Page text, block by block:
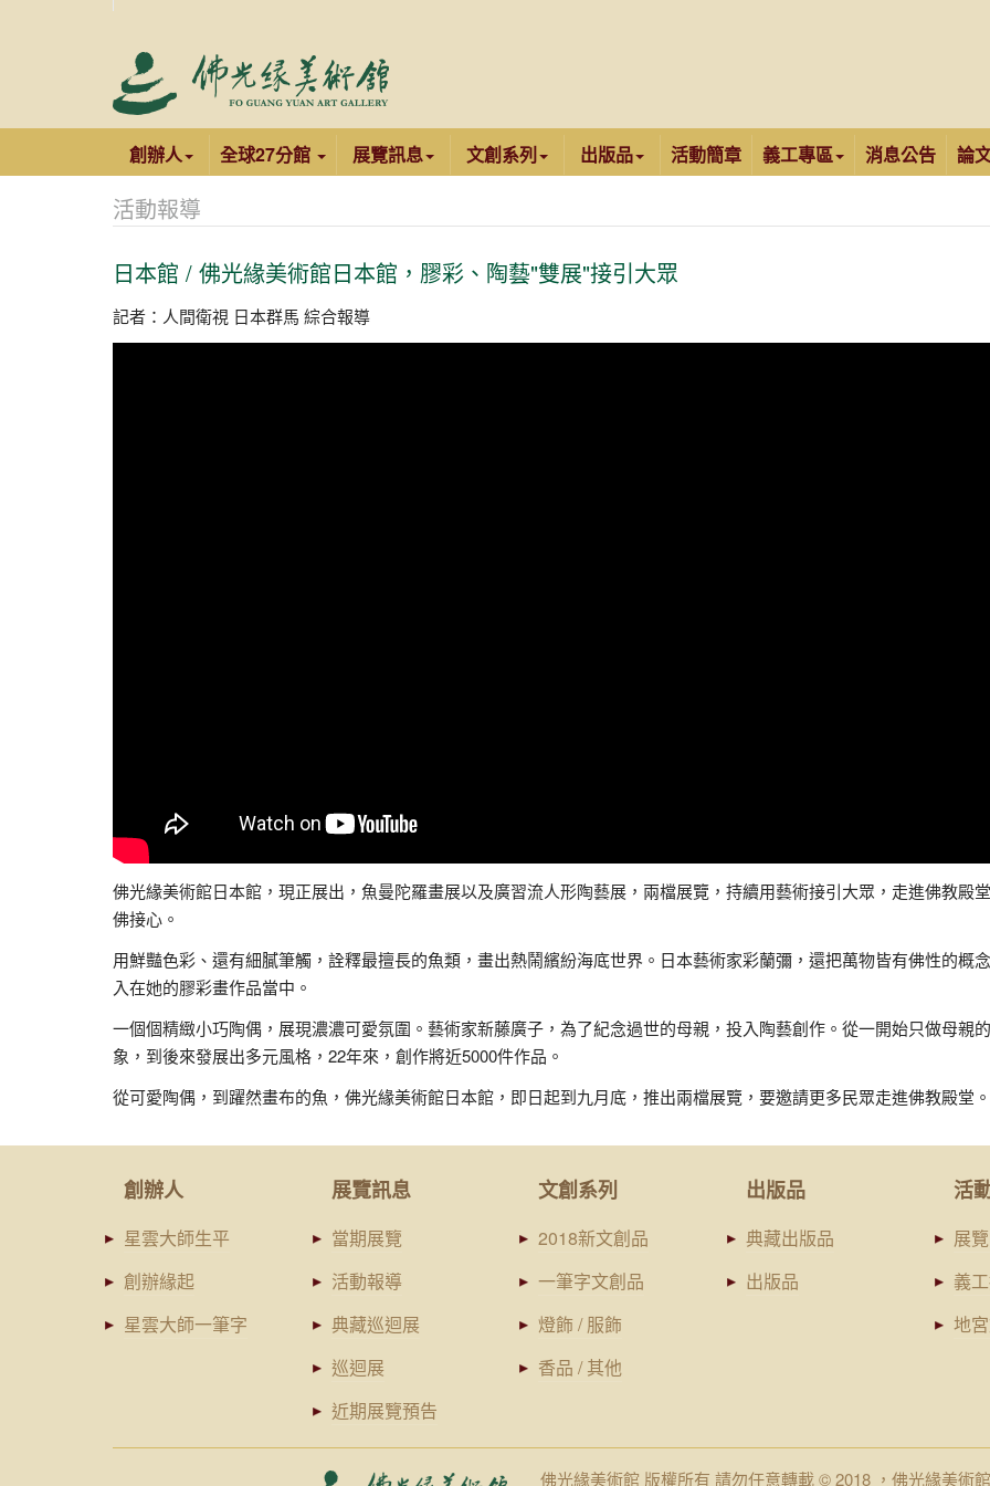
創辦人 全球27分館 展覽訊息 文創系列 出版品 活動簡章 義工專區 消息公告 論
活動報導
日本館 / 佛光緣美術館日本館，膠彩、陶藝"雙展"接引大眾
記者：人間衛視 日本群馬 綜合報導
佛光緣美術館日本館，現正展出，魚曼陀羅畫展以及廣習流人形陶藝展，兩檔展覽，持續用藝術接引大眾，走進佛教殿
佛接心。
用鮮豔色彩、還有細膩筆觸，詮釋最擅長的魚類，畫出熱鬧繽紛海底世界。日本藝術家彩蘭彌，還把萬物皆有佛性的概
入在她的膠彩畫作品當中。
一個個精緻小巧陶偶，展現濃濃可愛氛圍。藝術家新藤廣子，為了紀念過世的母親，投入陶藝創作。從一開始只做母親
象，到後來發展出多元風格，22年來，創作將近5000件作品。
從可愛陶偶，到躍然畫布的魚，佛光緣美術館日本館，即日起到九月底，推出兩檔展覽，要邀請更多民眾走進佛教殿堂。
創辦人
星雲大師生平
創辦緣起
星雲大師一筆字
展覽訊息
當期展覽
活動報導
典藏巡迴展
巡迴展
近期展覽預告
文創系列
2018新文創品
一筆字文創品
燈飾 / 服飾
香品 / 其他
出版品
典藏出版品
出版品
活
展
義
地
佛光緣美術館 版權所有 請勿任意轉載 © 2018 ，佛光緣美術